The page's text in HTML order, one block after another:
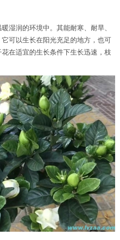
湿润的环境中。其能耐寒、耐旱、
可以生长在阳光充足的地方，也可
在适宜的生长条件下生长迅速，枝